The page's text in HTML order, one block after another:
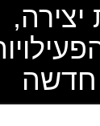
חדשה